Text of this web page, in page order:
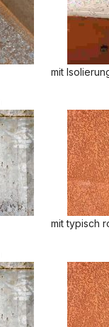
mit
mit typisch